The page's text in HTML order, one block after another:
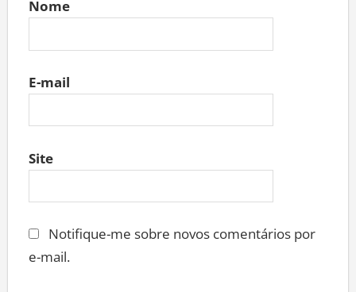
Nome
E-mail
Site
Notifique-me sobre novos comentários por
e-mail.